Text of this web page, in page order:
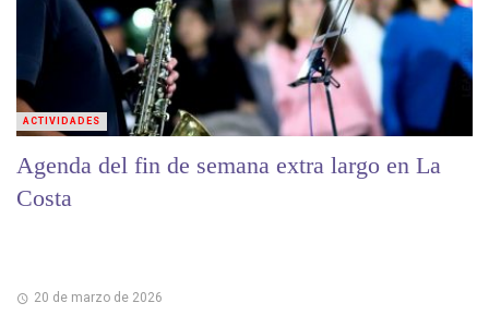
Agenda del fin de semana extra largo en La
Costa
20 de marzo de 2026
ACTIVIDADES